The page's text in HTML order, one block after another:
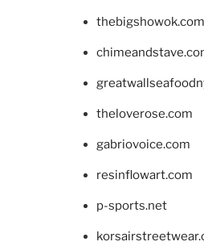
thebigshowok.com
theloverose.com
gabriovoice.com
resinflowart.com
p-sports.net